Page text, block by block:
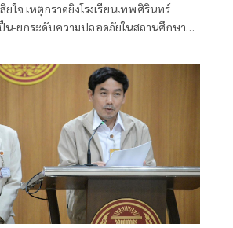
ใจ เหตุกราดยิงโรงเรียนเทพศิรินทร์
น-ยกระดับความปลอดภัยในสถานศึกษา